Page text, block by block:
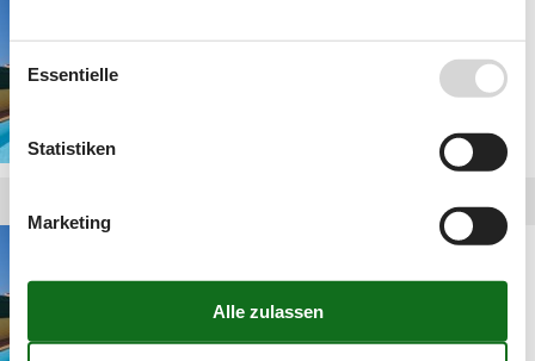
maspalomas
Essentielle
Statistiken
Marketing